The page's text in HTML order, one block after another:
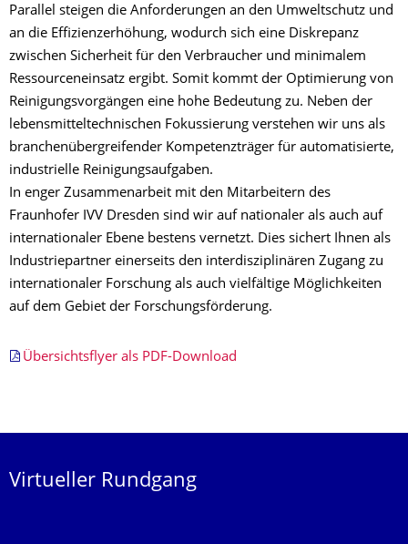
Parallel steigen die Anforderungen an den Umweltschutz und
an die Effizienzerhöhung, wodurch sich eine Diskrepanz
zwischen Sicherheit für den Verbraucher und minimalem
Ressourceneinsatz ergibt. Somit kommt der Optimierung von
Reinigungsvorgängen eine hohe Bedeutung zu. Neben der
lebensmitteltechnischen Fokussierung verstehen wir uns als
branchenübergreifender Kompetenzträger für automatisierte,
industrielle Reinigungsaufgaben.
In enger Zusammenarbeit mit den Mitarbeitern des
Fraunhofer IVV Dresden sind wir auf nationaler als auch auf
internationaler Ebene bestens vernetzt. Dies sichert Ihnen als
Industriepartner einerseits den interdisziplinären Zugang zu
internationaler Forschung als auch vielfältige Möglichkeiten
auf dem Gebiet der Forschungsförderung.
Übersichtsflyer als PDF-Download
Virtueller Rundgang